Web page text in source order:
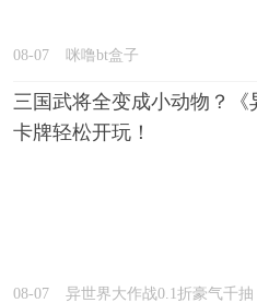
08-07 咪噜bt盒子
三国武将全变成小动物？
卡牌轻松开玩！
08-07 异世界大作战0.1折豪气千抽